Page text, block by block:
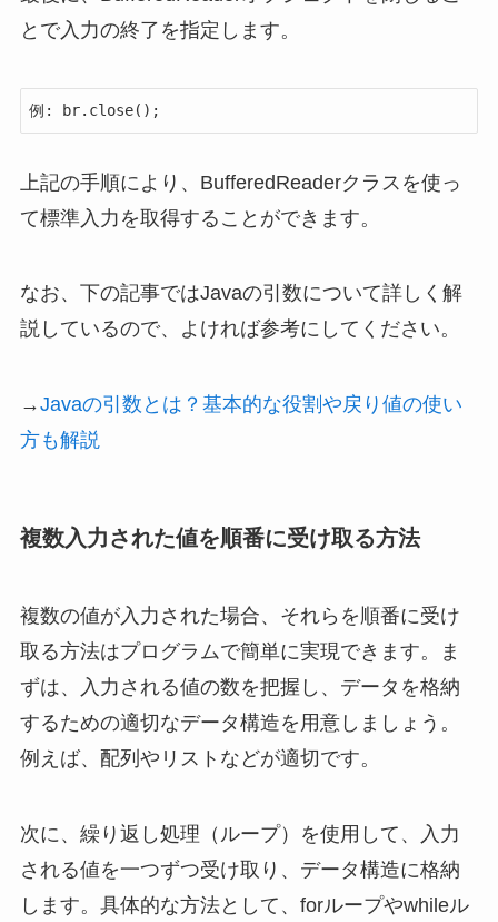
とで入力の終了を指定します。
例: br.close();
上記の手順により、BufferedReaderクラスを使っ
て標準入力を取得することができます。
なお、下の記事ではJavaの引数について詳しく解
説しているので、よければ参考にしてください。
→Javaの引数とは？基本的な役割や戻り値の使い
方も解説
複数入力された値を順番に受け取る方法
複数の値が入力された場合、それらを順番に受け
取る方法はプログラムで簡単に実現できます。ま
ずは、入力される値の数を把握し、データを格納
するための適切なデータ構造を用意しましょう。
例えば、配列やリストなどが適切です。
次に、繰り返し処理（ループ）を使用して、入力
される値を一つずつ受け取り、データ構造に格納
します。具体的な方法として、forループやwhileル